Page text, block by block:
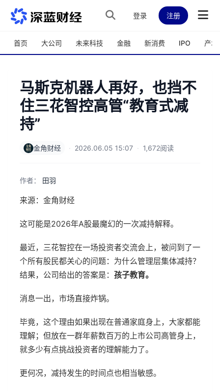
跳转到主内容
登录 注册
首页 大公司 未来科技 金融 新消费 IPO 产城
马斯克机器人再好，也挡不
住三花智控高管“教育式减
持”
金角财经 · 2026.06.05 15:07 · 1,672阅读
作者： 田羽
来源：金角财经
这可能是2026年A股最魔幻的一次减持解释。
最近，三花智控在一场投资者交流会上，被问到了一
个所有股民都关心的问题：为什么管理层集体减持？
结果，公司给出的答案是： 孩子教育。
消息一出，市场直接炸锅。
毕竟，这个理由如果出现在普通家庭身上，大家都能
理解；但放在一群年薪数百万的上市公司高管身上，
就多少有点挑战投资者的理解能力了。
更何况，减持发生的时间点也相当敏感。